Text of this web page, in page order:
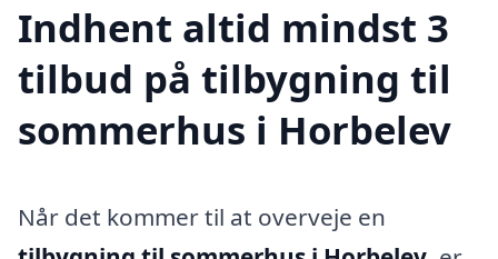
Indhent altid mindst 3
tilbud på tilbygning til
sommerhus i Horbelev
Når det kommer til at overveje en